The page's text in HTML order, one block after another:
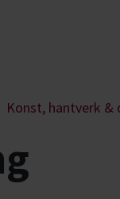
Konst, hantverk &